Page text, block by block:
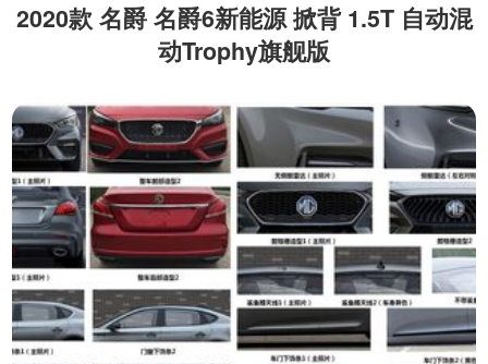
汽配产品车型适配
汽配产品电子目录
微信群智能客服
个性化私人定制
关于我们
2020款 名爵 名爵6新能源 掀背 1.5T 自动混
动Trophy旗舰版